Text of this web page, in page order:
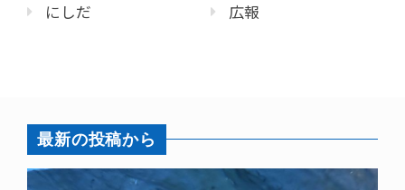
にしだ
広報
最新の投稿から